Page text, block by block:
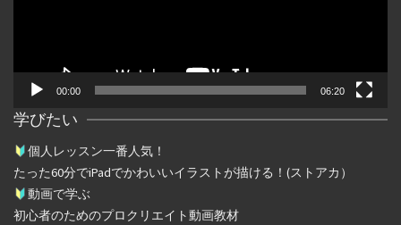
00:00 06:20
学びたい
個人レッスン一番人気！
たった60分でiPadでかわいいイラストが描ける！(ストアカ）
動画で学ぶ
初心者のためのプロクリエイト動画教材